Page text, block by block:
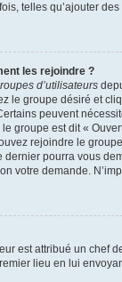
telles qu’ajouter
les rejoindre ?
d’utilisateurs
le groupe désiré et
peuvent
groupe est dit «
rejoindre le
pourra vous
votre demande.
est attribué un chef
lieu en lui